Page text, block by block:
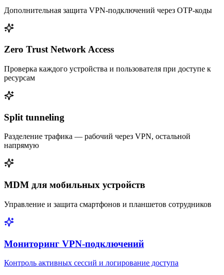
Дополнительная защита VPN-подключений через OTP-коды
Zero Trust Network Access
Проверка каждого устройства и пользователя при доступе к
ресурсам
Split tunneling
Разделение трафика — рабочий через VPN, остальной
напрямую
MDM для мобильных устройств
Управление и защита смартфонов и планшетов сотрудников
Мониторинг VPN-подключений
Контроль активных сессий и логирование доступа